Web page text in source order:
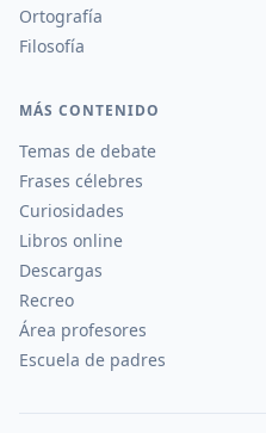
Ortografía
Filosofía
MÁS CONTENIDO
Temas de debate
Frases célebres
Curiosidades
Libros online
Descargas
Recreo
Área profesores
Escuela de padres